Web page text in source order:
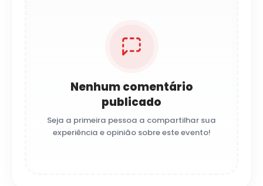
Nenhum comentário
publicado
Seja a primeira pessoa a compartilhar sua
experiência e opinião sobre este evento!